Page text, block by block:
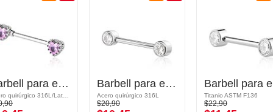
Barbell para el pezón con diseño de corazón Barbell para el pezón con brillantes
Acero quirúrgico 316L
$20,90
Titanio ASTM F136
$22,90